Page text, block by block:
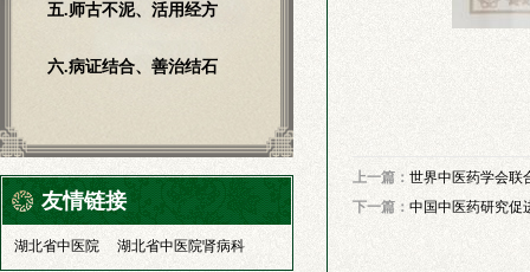
五.师古不泥、活用经方
六.病证结合、善治结石
友情链接
湖北省中医院 湖北省中医院肾病科
上一篇： 世界中医药学会联
下一篇： 中国中医药研究促